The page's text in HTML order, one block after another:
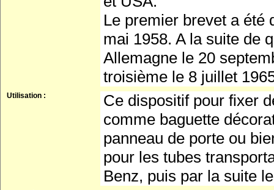
Le premier brevet a été
mai 1958. A la suite de
Allemagne le 20
troisième le 8 juillet
Utilisation :
Ce dispositif pour fixer
comme baguette
panneau de porte ou
pour les tubes
Benz, puis par la suite